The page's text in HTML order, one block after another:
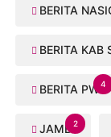
BERITA
BERITA KAB
BERITA PWI4
JAMBI2